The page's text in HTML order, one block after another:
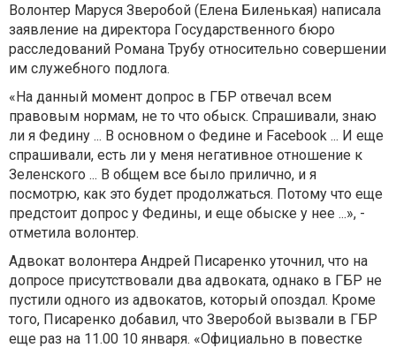
Волонтер Маруся Зверобой (Елена Биленькая) написала
заявление на директора Государственного бюро
расследований Романа Трубу относительно совершении
им служебного подлога.
«На данный момент допрос в ГБР отвечал всем
правовым нормам, не то что обыск. Спрашивали, знаю
ли я Федину ... В основном о Федине и Facebook ... И еще
спрашивали, есть ли у меня негативное отношение к
Зеленского ... В общем все было прилично, и я
посмотрю, как это будет продолжаться. Потому что еще
предстоит допрос у Федины, и еще обыске у нее ...», -
отметила волонтер.
Адвокат волонтера Андрей Писаренко уточнил, что на
допросе присутствовали два адвоката, однако в ГБР не
пустили одного из адвокатов, который опоздал. Кроме
того, Писаренко добавил, что Зверобой вызвали в ГБР
еще раз на 11.00 10 января. «Официально в повестке